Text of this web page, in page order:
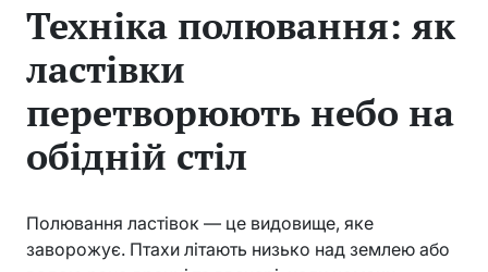
Техніка полювання: як
ластівки
перетворюють небо на
обідній стіл
Полювання ластівок — це видовище, яке
заворожує. Птахи літають низько над землею або